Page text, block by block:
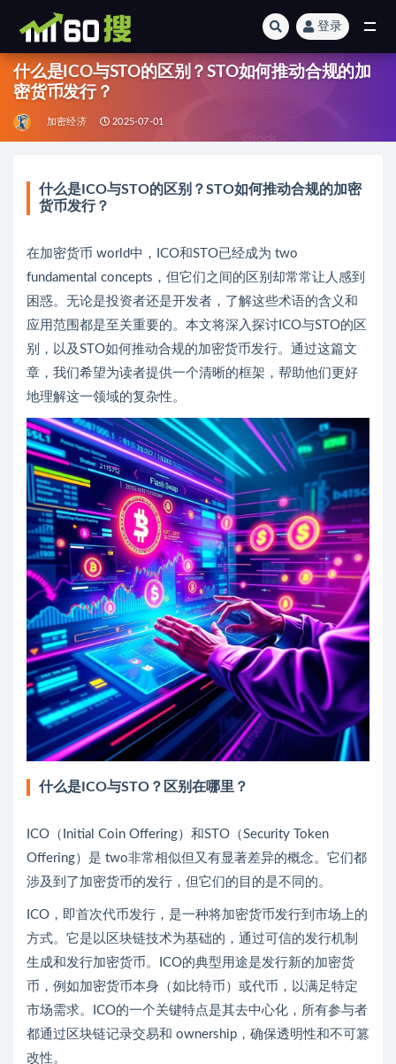
登录
什么是ICO与STO的区别？STO如何推动合规的加
密货币发行？
加密经济 2025-07-01
什么是ICO与STO的区别？STO如何推动合规的加密
货币发行？
在加密货币 world中，ICO和STO已经成为 two
fundamental concepts，但它们之间的区别却常常让人感到
困惑。无论是投资者还是开发者，了解这些术语的含义和
应用范围都是至关重要的。本文将深入探讨ICO与STO的区
别，以及STO如何推动合规的加密货币发行。通过这篇文
章，我们希望为读者提供一个清晰的框架，帮助他们更好
地理解这一领域的复杂性。
什么是ICO与STO？区别在哪里？
ICO（Initial Coin Offering）和STO（Security Token
Offering）是 two非常相似但又有显著差异的概念。它们都
涉及到了加密货币的发行，但它们的目的是不同的。
ICO，即首次代币发行，是一种将加密货币发行到市场上的
方式。它是以区块链技术为基础的，通过可信的发行机制
生成和发行加密货币。ICO的典型用途是发行新的加密货
币，例如加密货币本身（如比特币）或代币，以满足特定
市场需求。ICO的一个关键特点是其去中心化，所有参与者
都通过区块链记录交易和 ownership，确保透明性和不可篡
改性。